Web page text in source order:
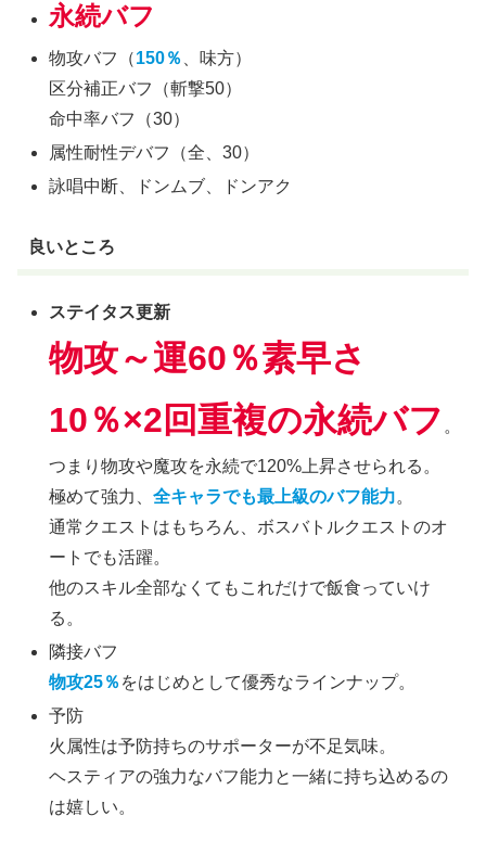
永続バフ
物攻バフ（150％
、味方）
区分補正バフ（斬撃50）
命中率バフ（30）
属性耐性デバフ（全、30）
詠唱中断、ドンムブ、ドンアク
良いところ
ステイタス更新
物攻～運60％素早さ
10％×2回重複の永続バフ 。
つまり物攻や魔攻を永続で120%上昇させられる。
極めて強力、全キャラでも最上級のバフ能力。
通常クエストはもちろん、ボスバトルクエストのオ
ートでも活躍。
他のスキル全部なくてもこれだけで飯食っていけ
る。
隣接バフ
物攻25％ をはじめとして優秀なラインナップ。
予防
火属性は予防持ちのサポーターが不足気味。
ヘスティアの強力なバフ能力と一緒に持ち込めるの
は嬉しい。